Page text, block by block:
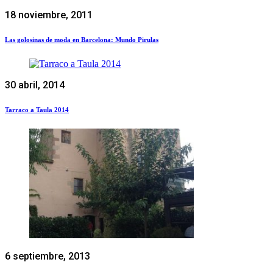
18 noviembre, 2011
Las golosinas de moda en Barcelona: Mundo Pirulas
30 abril, 2014
Tarraco a Taula 2014
6 septiembre, 2013